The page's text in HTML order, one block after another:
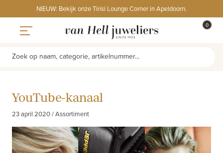
to
content
NIEUW: Bekijk onze Tirisi Lounge Corner in Apeldoorn.
0
Zoek op naam, categorie, artikelnummer...
YouTube-kanaal
23 april 2020 / Assortiment